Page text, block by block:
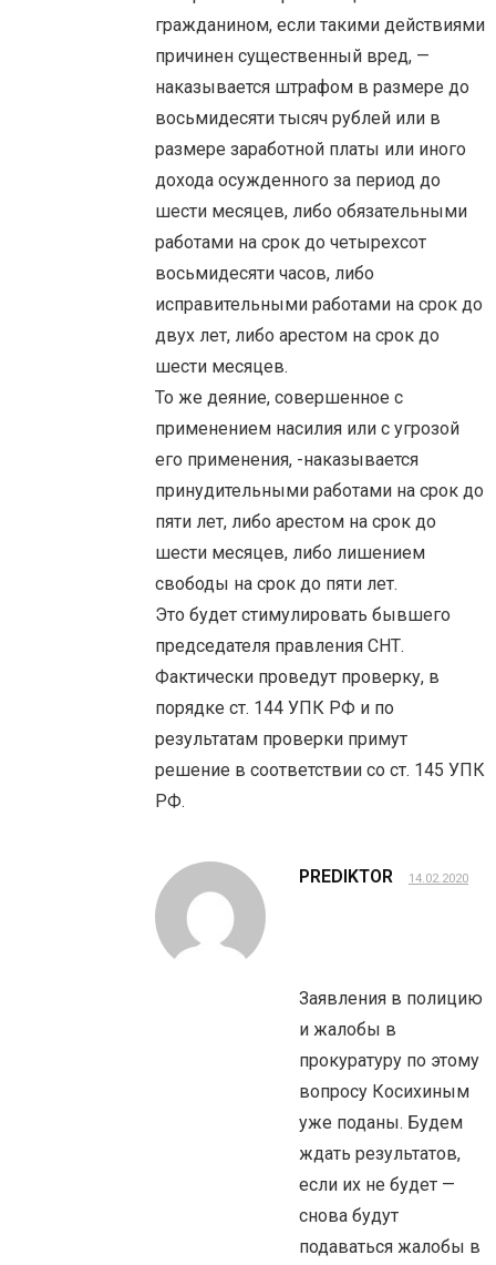
гражданином, если такими действиями
причинен существенный вред, —
наказывается штрафом в размере до
восьмидесяти тысяч рублей или в
размере заработной платы или иного
дохода осужденного за период до
шести месяцев, либо обязательными
работами на срок до четырехсот
восьмидесяти часов, либо
исправительными работами на срок до
двух лет, либо арестом на срок до
шести месяцев.
То же деяние, совершенное с
применением насилия или с угрозой
его применения, -наказывается
принудительными работами на срок до
пяти лет, либо арестом на срок до
шести месяцев, либо лишением
свободы на срок до пяти лет.
Это будет стимулировать бывшего
председателя правления СНТ.
Фактически проведут проверку, в
порядке ст. 144 УПК РФ и по
результатам проверки примут
решение в соответствии со ст. 145 УПК
РФ.
PREDIKTOR 14.02.2020
Заявления в полицию
и жалобы в
прокуратуру по этому
вопросу Косихиным
уже поданы. Будем
ждать результатов,
если их не будет —
снова будут
подаваться жалобы в